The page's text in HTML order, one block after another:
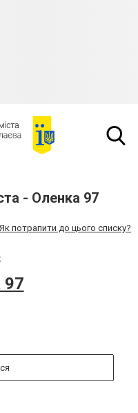
- Оленка 97
Як потрапити до цього списку?
97